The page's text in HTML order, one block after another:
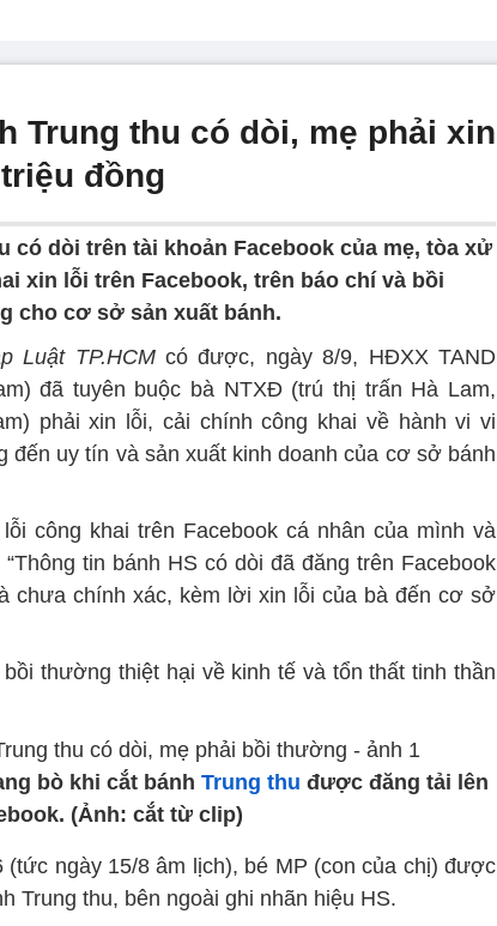
Trung thu có dòi, mẹ phải xin
đồng
có dòi trên tài khoản Facebook của mẹ, tòa xử
xin lỗi trên Facebook, trên báo chí và bồi
cho cơ sở sản xuất bánh.
Luật TP.HCMcó được, ngày 8/9, HĐXX TAND
đã tuyên buộc bà NTXĐ (trú thị trấn Hà Lam,
phải xin lỗi, cải chính công khai về hành vi vi
đến uy tín và sản xuất kinh doanh của cơ sở bánh
công khai trên Facebook cá nhân của mình và
tin bánh HS có dòi đã đăng trên Facebook
chưa chính xác, kèm lời xin lỗi của bà đến cơ sở
thường thiệt hại về kinh tế và tổn thất tinh thần
bò khi cắt bánh Trung thu được đăng tải lên
(Ảnh: cắt từ clip)
(tức ngày 15/8 âm lịch), bé MP (con của chị) được
Trung thu, bên ngoài ghi nhãn hiệu HS.